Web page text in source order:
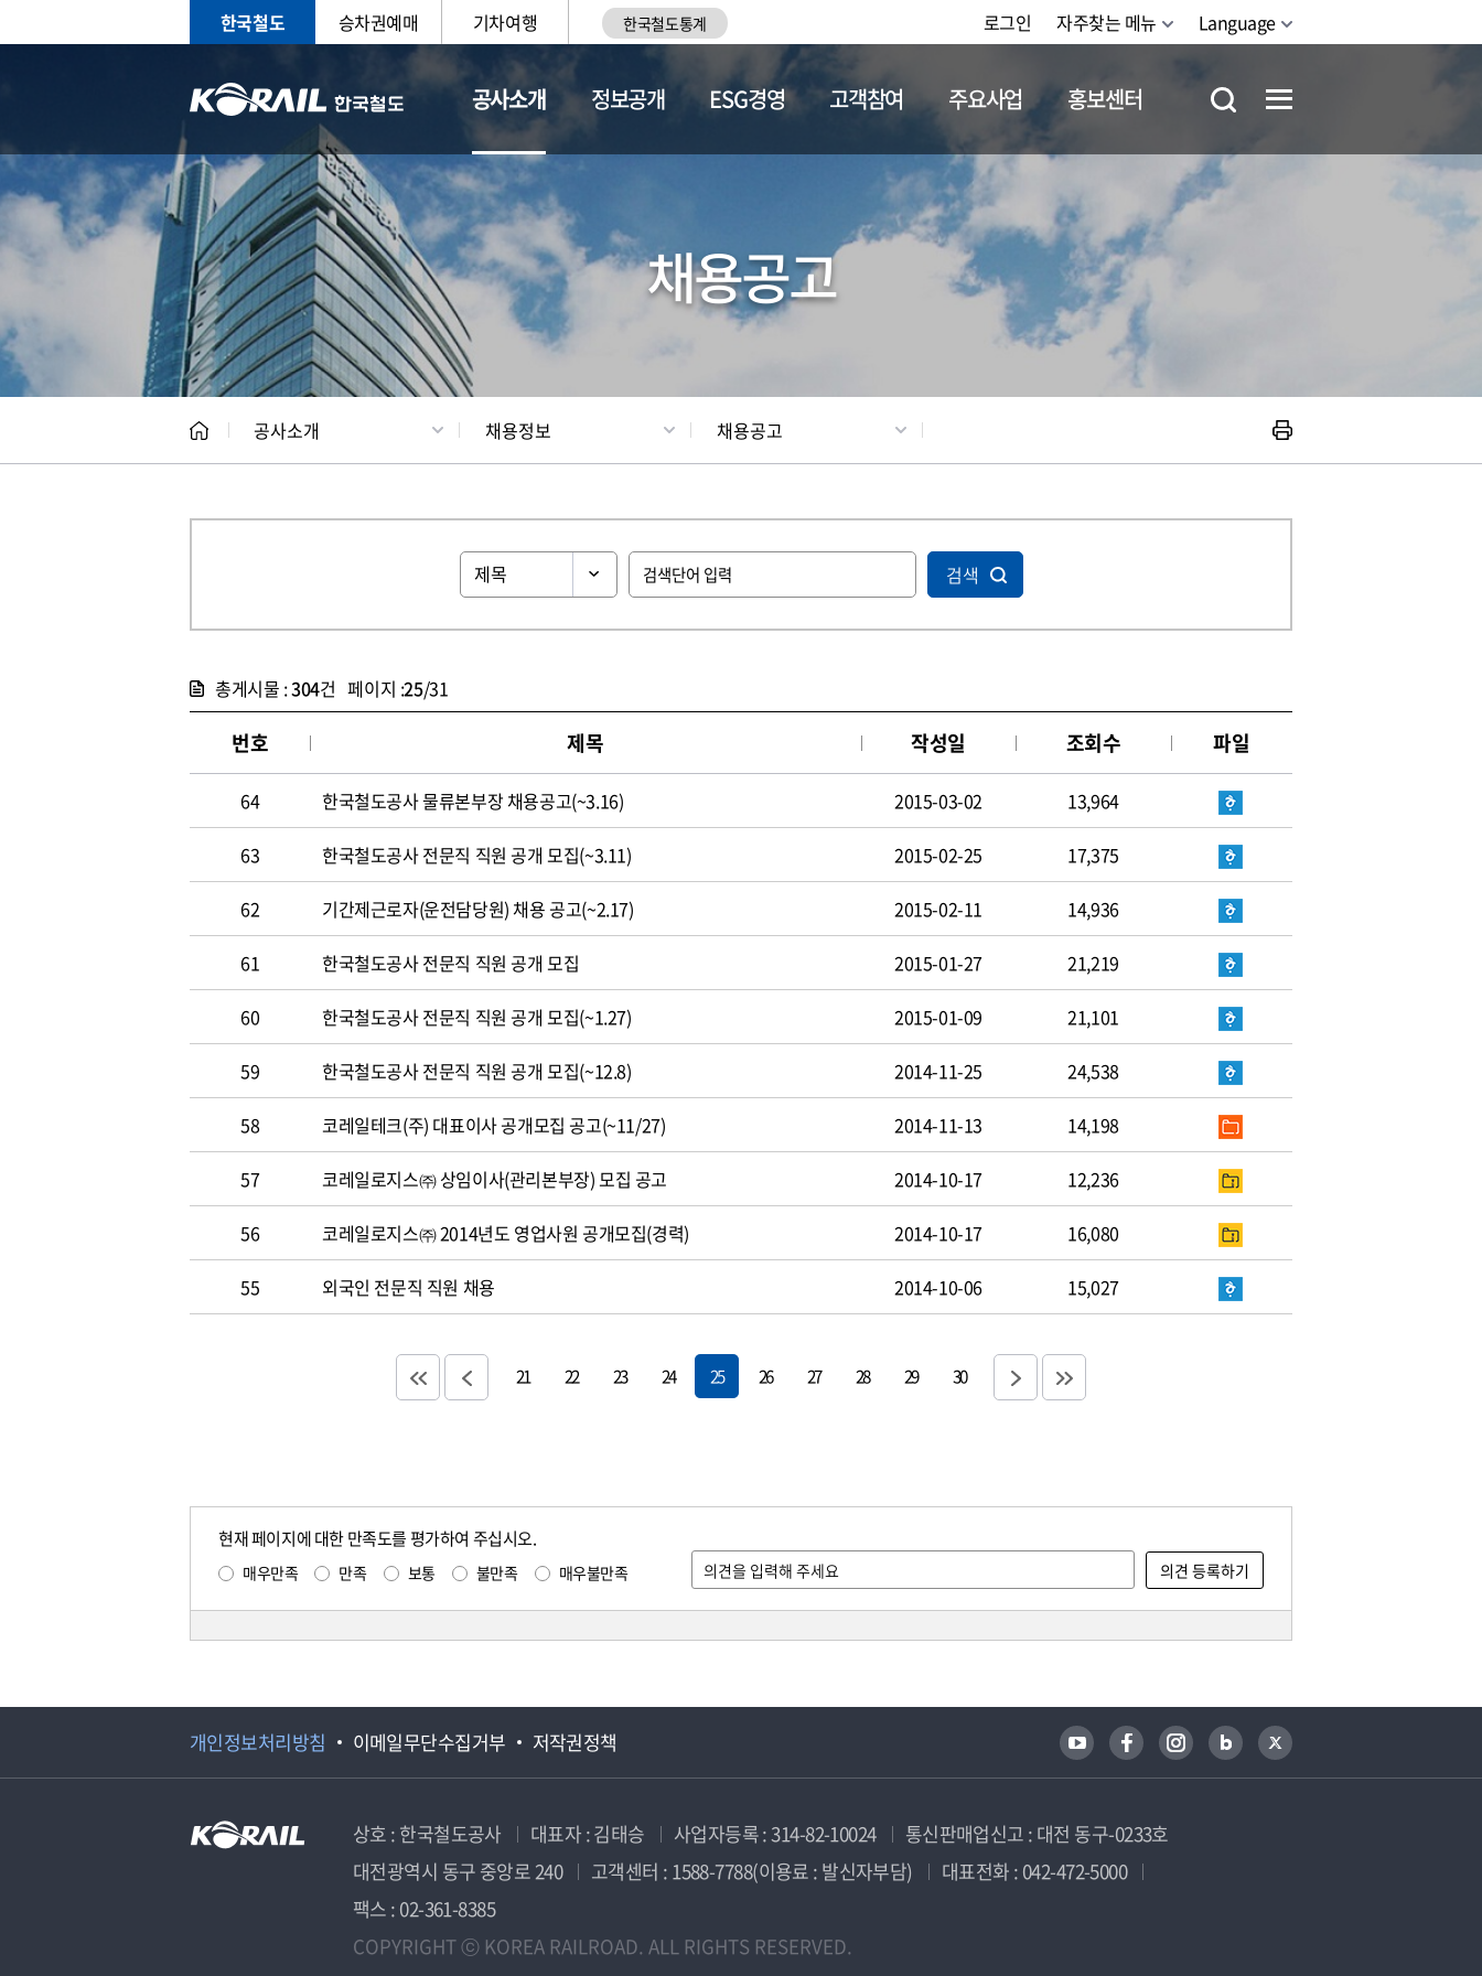
한국철도 승차권예매 기차여행 한국철도통계 로그인 자주찾는 메뉴 Language
공사소개
CEO 일반현황 채용정보
정보공개 ESG경영 고객참여 주요사업 홍보센터
채용공고
공사소개 채용정보 채용공고
검색
총게시물 :304건 페이지 :25/31
번호 제목 작성일 조회수 파일
64 한국철도공사 물류본부장 채용공고(~3.16) 2015-03-02 13,964
63 한국철도공사 전문직 직원 공개 모집(~3.11) 2015-02-25 17,375
62 기간제근로자(운전담당원) 채용 공고(~2.17) 2015-02-11 14,936
61 한국철도공사 전문직 직원 공개 모집 2015-01-27 21,219
60 한국철도공사 전문직 직원 공개 모집(~1.27) 2015-01-09 21,101
59 한국철도공사 전문직 직원 공개 모집(~12.8) 2014-11-25 24,538
58 코레일테크(주) 대표이사 공개모집 공고(~11/27) 2014-11-13 14,198
57 코레일로지스㈜ 상임이사(관리본부장) 모집 공고 2014-10-17 12,236
56 코레일로지스㈜ 2014년도 영업사원 공개모집(경력) 2014-10-17 16,080
55 외국인 전문직 직원 채용 2014-10-06 15,027
21 22 23 24 25 26 27 28 29 30
현재 페이지에 대한 만족도를 평가하여 주십시오.
매우만족 만족 보통 불만족 매우불만족
개인정보처리방침 이메일무단수집거부 저작권정책
상호 : 한국철도공사 대표자 : 김태승 사업자등록 : 314-82-10024
통신판매업신고 : 대전 동구-0233호
대전광역시 동구 중앙로 240
고객센터 : 1588-7788(이용료 : 발신자부담)
대표전화 : 042-472-5000
팩스 : 02-361-8385
COPYRIGHT ⓒ KOREA RAILROAD. ALL RIGHTS RESERVED.